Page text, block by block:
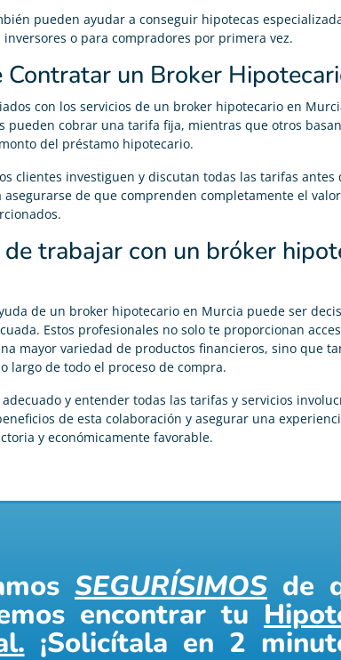
pueden ayudar a conseguir hipotecas
o para compradores por primera vez.
Contratar un Broker
con los servicios de un broker hipotecario en
pueden cobrar una tarifa fija, mientras que otros
del préstamo hipotecario.
clientes investiguen y discutan todas las tarifas antes
de que comprenden completamente el
de trabajar con un bróker
de un broker hipotecario en Murcia puede ser
Estos profesionales no solo te proporcionan
mayor variedad de productos financieros, sino que
largo de todo el proceso de compra.
y entender todas las tarifas y servicios
de esta colaboración y asegurar una
y económicamente favorable.
SEGURÍSIMOS de
encontrar tu
¡Solicítala en 2